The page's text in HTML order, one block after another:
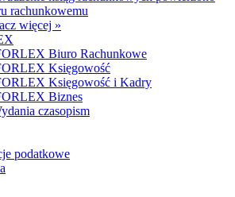
rachunkowemu
więcej »
Biuro Rachunkowe
Księgowość
Księgowość i Kadry
Biznes
czasopism
podatkowe